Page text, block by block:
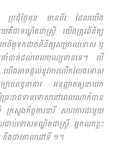
ប្រជុំថ្ងៃមុន មានពីរ ដែលយើង
ជាទណ្ឌិតជាស្ដ្រី យើងត្រូវពិនិត្យ
កចិត្តទុកដាក់ពិនិត្យសម្រាលទោស ឬ
បាច់ដល់ពេលបុណ្យទានទេ។ បើ
ើងអាចផ្ដល់នូវការលើកលែងទោស
ប់ពន្ធនាគារ អនុញ្ញាតឲ្យនាយក
រះរាជទានទោសនៅពេលណាក៏បាន
រសួងកិច្ចការនារី សហការជាមួយ
ជាប់ទោសទណ្ឌិតជាស្ដ្រី អ្នកណាខ្លះ
នឹងជាគោលដៅទី ១។